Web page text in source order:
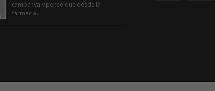
campanya y penso que desde la
farmacia...